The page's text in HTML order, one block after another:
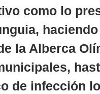
como lo
la Alberca
de infección